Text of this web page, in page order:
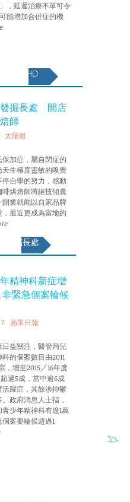
，延遲治療不單可令
能增加合併症的機
患ADHD
發掘長處 開店
師
太陽報
加症，屬自閉症的
生極度靈敏的嗅覺
自學的努力，感動
啡烘焙師將絕技傾囊
業就能以自家品牌
最近更成為當地的
發掘長處
精神科新症增
緊急個案輪候
蘋果日報
益關注，醫管局兒
的個案數目由2011
，增至2015／16年度
過5成，當中逾6成
活躍症，其餘涉抑鬱
政府消息人士指，
少年精神科有逾1萬
案要輪候超過1